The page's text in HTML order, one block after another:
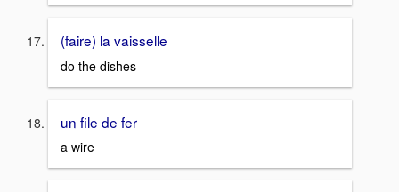
(faire) la vaisselle
do the dishes
un file de fer
a wire